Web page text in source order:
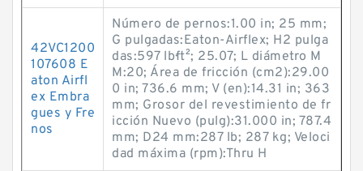
42VC1200
107608 E
aton Airfl
ex Embra
gues y Fre
nos
Número de pernos:1.00 in; 25 mm;
G pulgadas:Eaton-Airflex; H2 pulga
das:597 lb·ft²; 25.07; L diámetro M
M:20; Área de fricción (cm2):29.00
0 in; 736.6 mm; V (en):14.31 in; 363
mm; Grosor del revestimiento de fr
icción Nuevo (pulg):31.000 in; 787.4
mm; D24 mm:287 lb; 287 kg; Veloci
dad máxima (rpm):Thru H